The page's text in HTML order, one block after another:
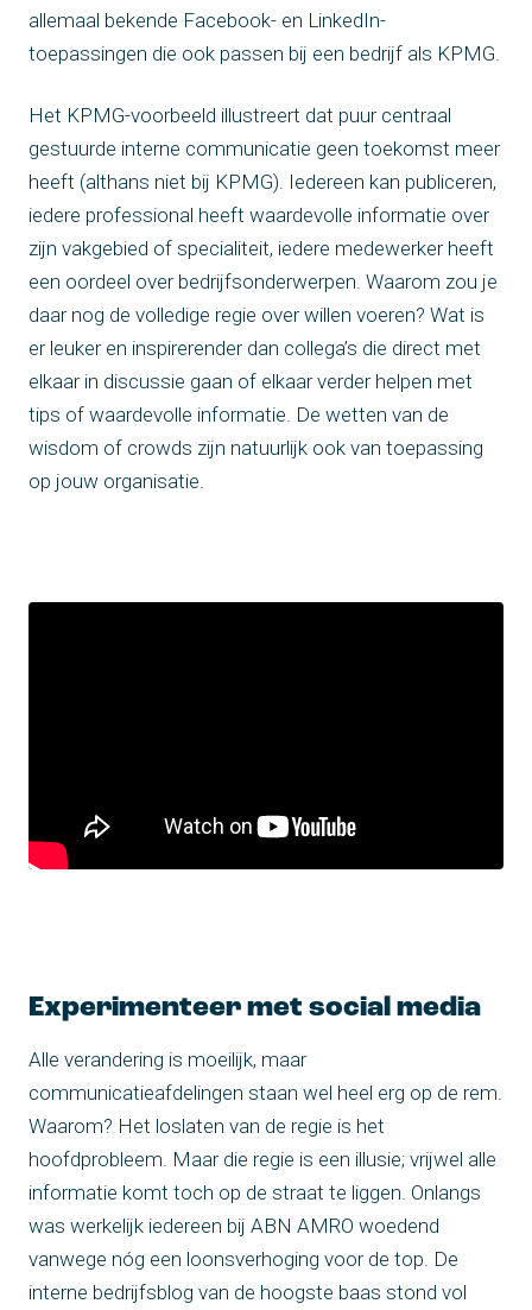
allemaal bekende Facebook- en LinkedIn-
toepassingen die ook passen bij een bedrijf als KPMG.
Het KPMG-voorbeeld illustreert dat puur centraal
gestuurde interne communicatie geen toekomst meer
heeft (althans niet bij KPMG). Iedereen kan publiceren,
iedere professional heeft waardevolle informatie over
zijn vakgebied of specialiteit, iedere medewerker heeft
een oordeel over bedrijfsonderwerpen. Waarom zou je
daar nog de volledige regie over willen voeren? Wat is
er leuker en inspirerender dan collega’s die direct met
elkaar in discussie gaan of elkaar verder helpen met
tips of waardevolle informatie. De wetten van de
wisdom of crowds zijn natuurlijk ook van toepassing
op jouw organisatie.
Experimenteer met social media
Alle verandering is moeilijk, maar
communicatieafdelingen staan wel heel erg op de rem.
Waarom? Het loslaten van de regie is het
hoofdprobleem. Maar die regie is een illusie; vrijwel alle
informatie komt toch op de straat te liggen. Onlangs
was werkelijk iedereen bij ABN AMRO woedend
vanwege nóg een loonsverhoging voor de top. De
interne bedrijfsblog van de hoogste baas stond vol